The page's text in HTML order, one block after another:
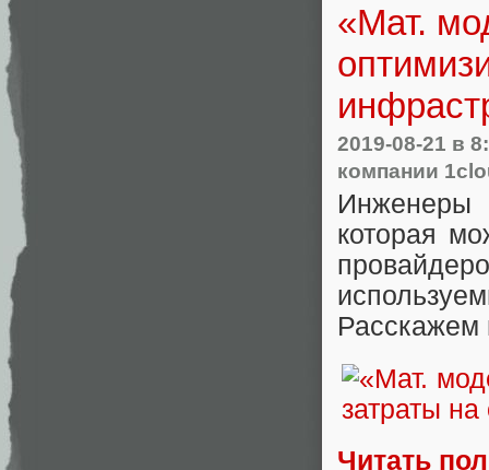
«Мат.
2019-08-21 в
компании
Инженеры
которая
Расскажем
Читать